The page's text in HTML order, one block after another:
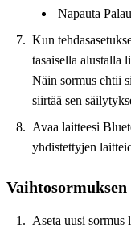
Napauta
Kun
tasaisella alustalla
Näin sormus ehtii
siirtää sen
Avaa laitteesi
yhdistettyjen
Aseta uusi sormus